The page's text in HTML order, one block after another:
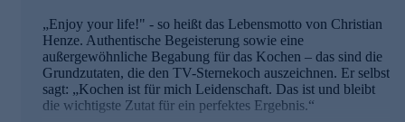
„Enjoy your life!" - so heißt das Lebensmotto von Christian
Henze. Authentische Begeisterung sowie eine
außergewöhnliche Begabung für das Kochen – das sind die
Grundzutaten, die den TV-Sternekoch auszeichnen. Er selbst
sagt: „Kochen ist für mich Leidenschaft. Das ist und bleibt
die wichtigste Zutat für ein perfektes Ergebnis.“